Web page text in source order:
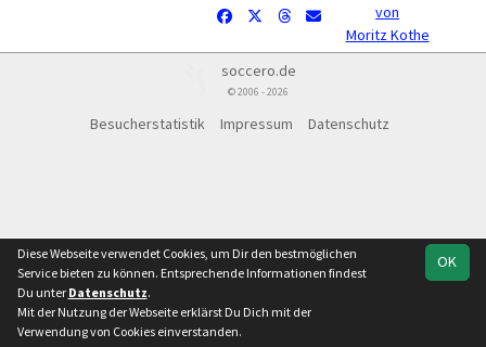
von
Moritz Kothe
soccero.de
© 2006 - 2026
Besucherstatistik Impressum Datenschutz
OK
Diese Webseite verwendet Cookies, um Dir den bestmöglichen
Service bieten zu können. Entsprechende Informationen findest
Du unter Datenschutz.
Mit der Nutzung der Webseite erklärst Du Dich mit der
Verwendung von Cookies einverstanden.